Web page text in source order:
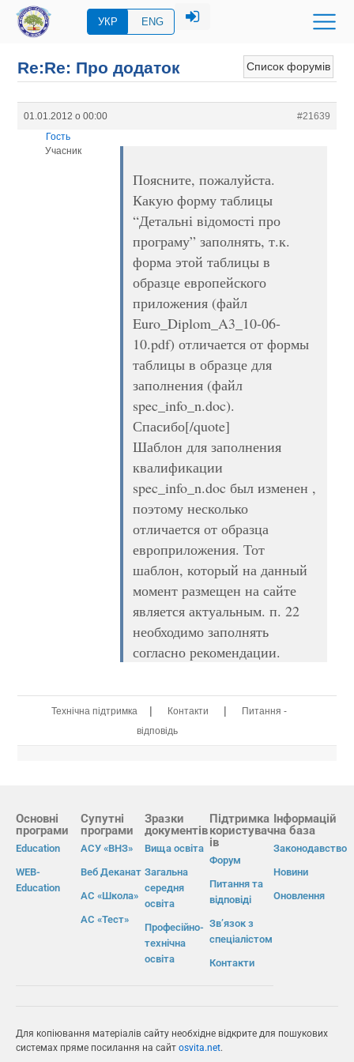
УКР ENG
Список форумів
Re:Re: Про додаток
01.01.2012 о 00:00
#21639
Гость
Учасник
Поясните, пожалуйста.
Какую форму таблицы
“Детальні відомості про
програму” заполнять, т.к.
форма этой таблицы в
образце европейского
приложения (файл
Euro_Diplom_A3_10-06-
10.pdf) отличается от формы
таблицы в образце для
заполнения (файл
spec_info_n.doc).
Спасибо[/quote]
Шаблон для заполнения
квалификации
spec_info_n.doc был изменен ,
поэтому несколько
отличается от образца
европриложения. Тот
шаблон, который на данный
момент размещен на сайте
является актуальным. п. 22
необходимо заполнять
согласно рекомендации.
Технічна підтримка | Контакти |
Питання -
відповідь
Основні
програми
Education
WEB-
Education
Супутні
програми
АСУ «ВНЗ»
Веб Деканат
АС «Школа»
АС «Тест»
Зразки
документів
Вища освіта
Загальна
середня
освіта
Професійно-
технічна
освіта
Підтримка
користувач
ів
Форум
Питання та
відповіді
Зв’язок з
спеціалістом
Контакти
Інформацій
на база
Законодавство
Новини
Оновлення
Для копіювання матеріалів сайту необхідне відкрите для пошукових
системах пряме посилання на сайт osvita.net.